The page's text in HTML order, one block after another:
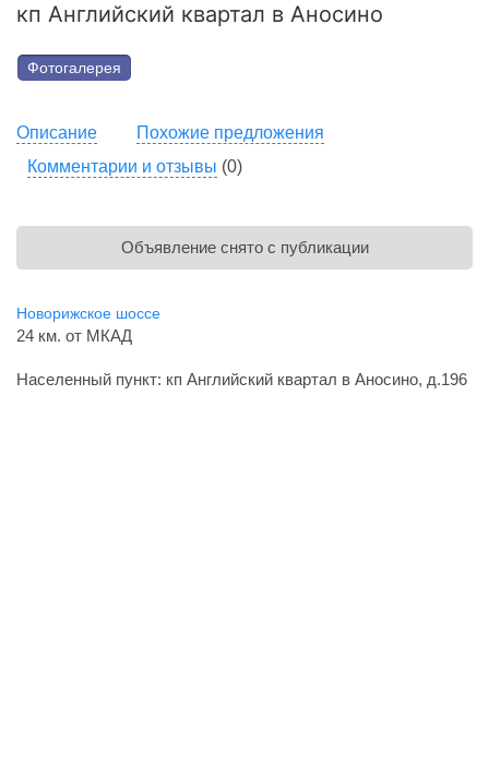
кп Английский квартал в Аносино
Фотогалерея
Описание
Похожие предложения
Комментарии и отзывы (0)
Объявление снято с публикации
Новорижское шоссе
24 км. от МКАД
Населенный пункт: кп Английский квартал в Аносино, д.196